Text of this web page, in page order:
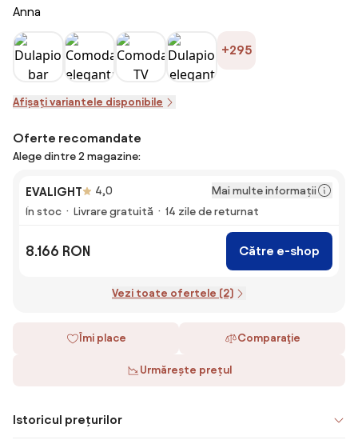
Anna
+295
Afișați variantele disponibile
Oferte recomandate
Alege dintre 2 magazine:
EVALIGHT 4,0
Mai multe informații
În stoc
Livrare gratuită 14 zile de returnat
8.166 RON Către e-shop
Vezi toate ofertele (2)
Îmi place Comparaţie
Urmărește prețul
Istoricul prețurilor